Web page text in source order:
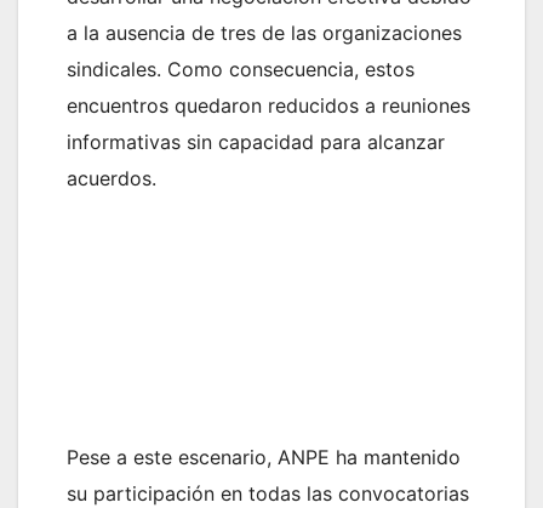
a la ausencia de tres de las organizaciones
sindicales. Como consecuencia, estos
encuentros quedaron reducidos a reuniones
informativas sin capacidad para alcanzar
acuerdos.
Pese a este escenario, ANPE ha mantenido
su participación en todas las convocatorias